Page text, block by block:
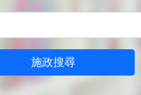
施政搜尋